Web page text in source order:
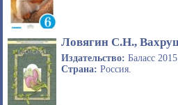
Ловягин С.Н.,
Издательство: Баласс 2015
Страна: Россия.